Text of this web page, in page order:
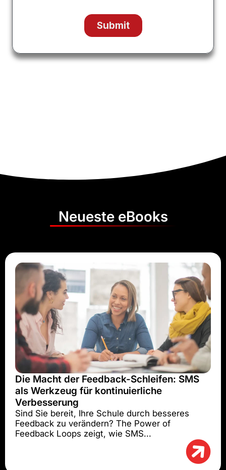
Neueste eBooks
Die Macht der Feedback-Schleifen: SMS
als Werkzeug für kontinuierliche
Verbesserung
Sind Sie bereit, Ihre Schule durch besseres
Feedback zu verändern? The Power of
Feedback Loops zeigt, wie SMS...